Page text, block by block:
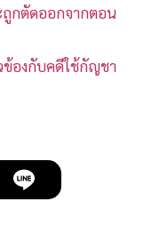
ถูกตัดออกจากตอน
ข้องกับคดีใช้กัญชา